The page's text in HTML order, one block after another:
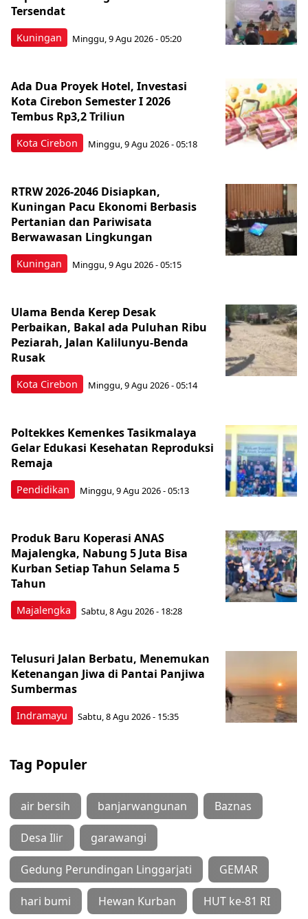
Kuningan
Tersendat
Minggu, 9 Agu 2026 - 05:20
Kota Cirebon
Ada Dua Proyek Hotel, Investasi
Kota Cirebon Semester I 2026
Tembus Rp3,2 Triliun
Minggu, 9 Agu 2026 - 05:18
Kuningan
RTRW 2026-2046 Disiapkan,
Kuningan Pacu Ekonomi Berbasis
Pertanian dan Pariwisata
Berwawasan Lingkungan
Minggu, 9 Agu 2026 - 05:15
Kota Cirebon
Ulama Benda Kerep Desak
Perbaikan, Bakal ada Puluhan Ribu
Peziarah, Jalan Kalilunyu-Benda
Rusak
Minggu, 9 Agu 2026 - 05:14
Pendidikan
Poltekkes Kemenkes Tasikmalaya
Gelar Edukasi Kesehatan Reproduksi
Remaja
Minggu, 9 Agu 2026 - 05:13
Majalengka
Produk Baru Koperasi ANAS
Majalengka, Nabung 5 Juta Bisa
Kurban Setiap Tahun Selama 5
Tahun
Sabtu, 8 Agu 2026 - 18:28
Indramayu
Telusuri Jalan Berbatu, Menemukan
Ketenangan Jiwa di Pantai Panjiwa
Sumbermas
Sabtu, 8 Agu 2026 - 15:35
Tag Populer
air bersih banjarwangunan Baznas
Desa Ilir garawangi
Gedung Perundingan Linggarjati GEMAR
hari bumi Hewan Kurban HUT ke-81 RI